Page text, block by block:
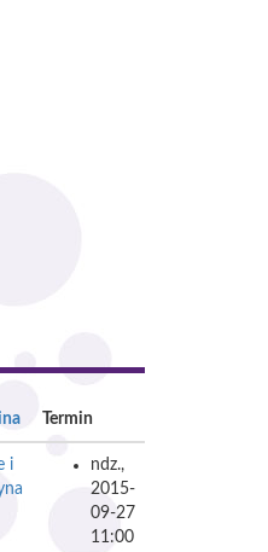
Termin
i
ndz.,
2015-
09-27
11:00